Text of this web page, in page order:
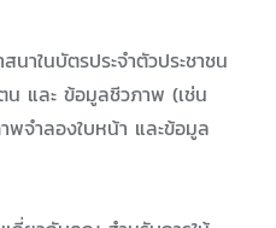
าในบัตรประจำตัวประชาชน
น และ ข้อมูลชีวภาพ (เช่น
จำลองใบหน้า และข้อมูล